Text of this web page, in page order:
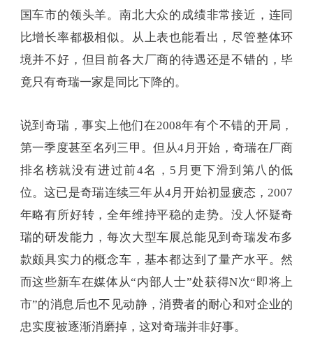
国车市的领头羊。南北大众的成绩非常接近，连同
比增长率都极相似。从上表也能看出，尽管整体环
境并不好，但目前各大厂商的待遇还是不错的，毕
竟只有奇瑞一家是同比下降的。
说到奇瑞，事实上他们在2008年有个不错的开局，
第一季度甚至名列三甲。但从4月开始，奇瑞在厂商
排名榜就没有进过前4名，5月更下滑到第八的低
位。这已是奇瑞连续三年从4月开始初显疲态，2007
年略有所好转，全年维持平稳的走势。没人怀疑奇
瑞的研发能力，每次大型车展总能见到奇瑞发布多
款颇具实力的概念车，基本都达到了量产水平。然
而这些新车在媒体从“内部人士”处获得N次“即将上
市”的消息后也不见动静，消费者的耐心和对企业的
忠实度被逐渐消磨掉，这对奇瑞并非好事。